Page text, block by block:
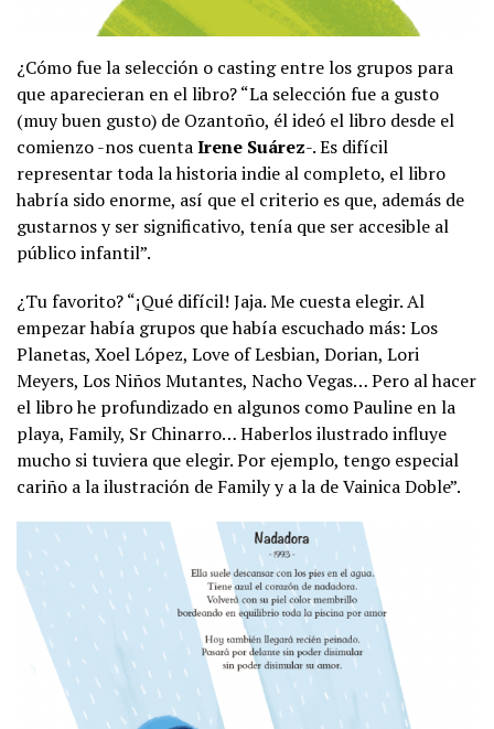
¿Cómo fue la selección o casting entre los grupos para
que aparecieran en el libro? “La selección fue a gusto
(muy buen gusto) de Ozantoño, él ideó el libro desde el
comienzo -nos cuentaIrene Suárez-. Es difícil
representar toda la historia indie al completo, el libro
habría sido enorme, así que el criterio es que, además de
gustarnos y ser significativo, tenía que ser accesible al
público infantil”.
¿Tu favorito? “¡Qué difícil! Jaja. Me cuesta elegir. Al
empezar había grupos que había escuchado más: Los
Planetas, Xoel López, Love of Lesbian, Dorian, Lori
Meyers, Los Niños Mutantes, Nacho Vegas… Pero al hacer
el libro he profundizado en algunos como Pauline en la
playa, Family, Sr Chinarro… Haberlos ilustrado influye
mucho si tuviera que elegir. Por ejemplo, tengo especial
cariño a la ilustración de Family y a la de Vainica Doble”.